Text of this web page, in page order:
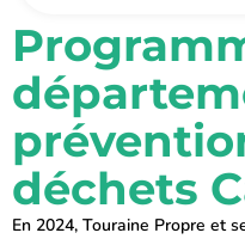
déchets
En 2024, Touraine Propre et